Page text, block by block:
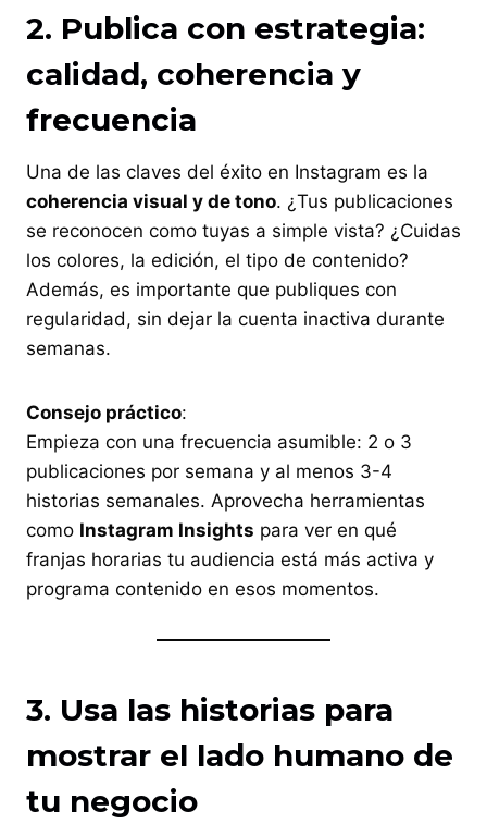
2. Publica con estrategia:
calidad, coherencia y
frecuencia
Una de las claves del éxito en Instagram es la
coherencia visual y de tono. ¿Tus publicaciones
se reconocen como tuyas a simple vista? ¿Cuidas
los colores, la edición, el tipo de contenido?
Además, es importante que publiques con
regularidad, sin dejar la cuenta inactiva durante
semanas.
Consejo práctico:
Empieza con una frecuencia asumible: 2 o 3
publicaciones por semana y al menos 3-4
historias semanales. Aprovecha herramientas
como Instagram Insights para ver en qué
franjas horarias tu audiencia está más activa y
programa contenido en esos momentos.
3. Usa las historias para
mostrar el lado humano de
tu negocio